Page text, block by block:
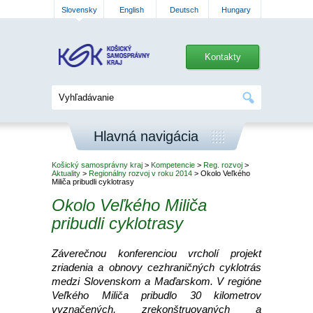
Slovensky English Deutsch Hungary
Kontakty
Hlavná navigácia
Košický samosprávny kraj > Kompetencie > Reg. rozvoj >
Aktuality > Regionálny rozvoj v roku 2014 > Okolo Veľkého
Miliča pribudli cyklotrasy
Okolo Veľkého Miliča
pribudli cyklotrasy
Záverečnou konferenciou vrcholí projekt
zriadenia a obnovy cezhraničných cyklotrás
medzi Slovenskom a Maďarskom. V regióne
Veľkého Miliča pribudlo 30 kilometrov
vyznačených, zrekonštruovaných a